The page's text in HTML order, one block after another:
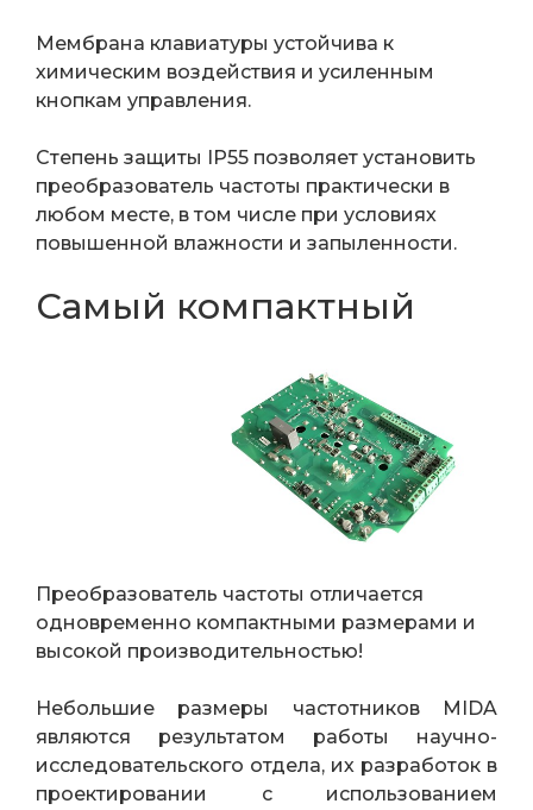
Мембрана клавиатуры устойчива к
химическим воздействия и усиленным
кнопкам управления.
Степень защиты IP55 позволяет установить
преобразователь частоты практически в
любом месте, в том числе при условиях
повышенной влажности и запыленности.
Самый компактный
Преобразователь частоты отличается
одновременно компактными размерами и
высокой производительностью!
Небольшие размеры частотников MIDA
являются результатом работы научно-
исследовательского отдела, их разработок в
проектировании с использованием